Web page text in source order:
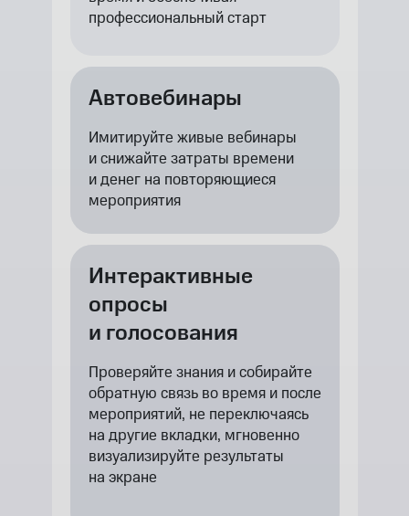
профессиональный старт
Автовебинары
Имитируйте живые вебинары
и снижайте затраты времени
и денег на повторяющиеся
мероприятия
Интерактивные
опросы
и голосования
Проверяйте знания и собирайте
обратную связь во время и после
мероприятий, не переключаясь
на другие вкладки, мгновенно
визуализируйте результаты
на экране